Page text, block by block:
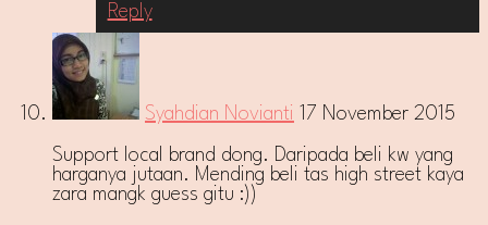
Reply
Syahdian Novianti 17 November 2015
Support local brand dong. Daripada beli kw yang
harganya jutaan. Mending beli tas high street kaya
zara mangk guess gitu :))